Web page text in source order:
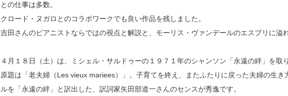
との仕事は多数。
クロード・ヌガロとのコラボワークでも良い作品を残しました。
吉田さんのピアニストならではの視点と解説と、モーリス・ヴァンデールのエスプリに溢
４月１８日（土）は、ミシェル・サルドゥーの１９７１年のシャンソン「永遠の絆」を取
原題は「老夫婦（Les vieux mariees）」。子育てを終え、またふたりに戻った夫婦の生
ルを「永遠の絆」と訳出した、訳詞家矢田部道一さんのセンスが秀逸です。